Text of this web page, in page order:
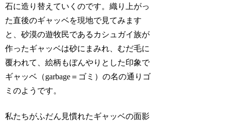
石に造り替えていくのです。織り上がっ
た直後のギャッベを現地で見てみます
と、砂漠の遊牧民であるカシュガイ族が
作ったギャッベは砂にまみれ、むだ毛に
覆われて、絵柄もぼんやりとした印象で
ギャッベ（garbage＝ゴミ）の名の通りゴ
ミのようです。
私たちがふだん見慣れたギャッベの面影